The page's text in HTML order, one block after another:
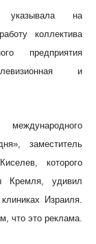
на
коллектива
предприятия
и
заместитель
которого
Кремля, удивил
Израиля.
что это реклама.